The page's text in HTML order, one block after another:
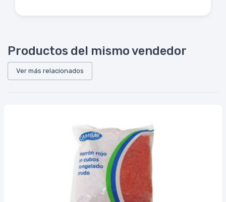
Productos del mismo vendedor
Ver más relacionados